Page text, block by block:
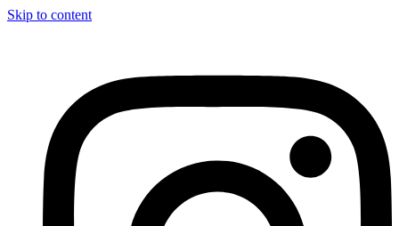
Skip to content